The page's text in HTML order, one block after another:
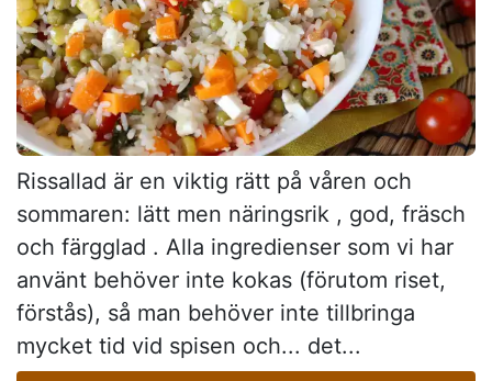
Rissallad är en viktig rätt på våren och
sommaren: lätt men näringsrik , god, fräsch
och färgglad . Alla ingredienser som vi har
använt behöver inte kokas (förutom riset,
förstås), så man behöver inte tillbringa
mycket tid vid spisen och... det...